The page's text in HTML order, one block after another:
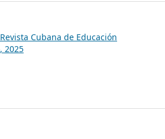
Cubana de Educación
2025